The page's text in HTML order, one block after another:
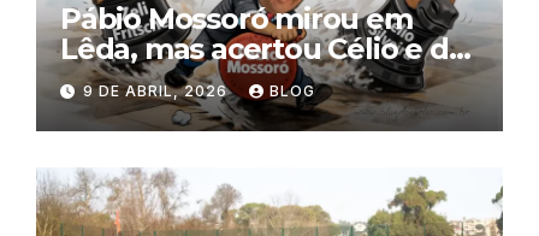
Pábio Mossoró mirou em
Lêda, mas acertou Célio e de
quebra tirou Zeli ‘da frente’
9 DE ABRIL, 2026 BLOG